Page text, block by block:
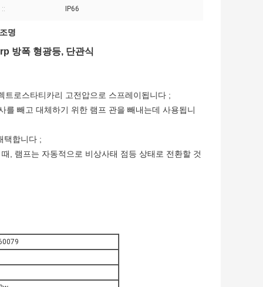
IP66
명
방폭 형광등, 단관식
로스타티카리 고전압으로 스프레이됩니다 ;
빼고 대체하기 위한 램프 관을 빼내는데 사용됩니
택합니다 ;
, 램프는 자동적으로 비상사태 점등 상태로 전환할 것